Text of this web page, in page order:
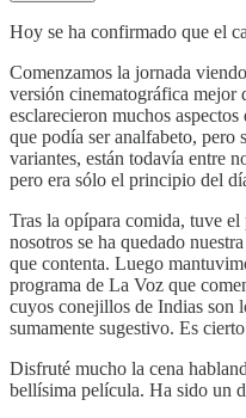
Hoy se ha confirmado que el
Comenzamos la jornada
versión cinematográfica mejor
esclarecieron muchos
que podía ser analfabeto, pero
variantes, están todavía entre
pero era sólo el principio del
Tras la opípara comida, tuve
nosotros se ha quedado
que contenta. Luego
programa de La Voz que
cuyos conejillos de Indias son
sumamente sugestivo. Es
Disfruté mucho la cena
bellísima película. Ha sido un